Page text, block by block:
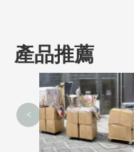
產品推薦
<